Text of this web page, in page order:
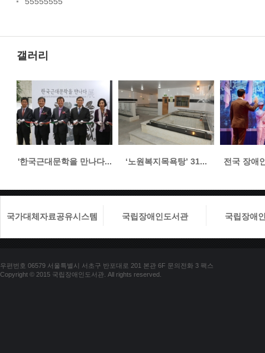
갤러리
'한국근대문학을 만나다... ‘노원복지목욕탕’ 31... 전국 장애
국가대체자료공유시스템 국립장애인도서관 국립장애
우편번호 06579 서울특별시 서초구 반포대로 201 본관 6F 문의전화 3 팩스
Copyright © 2015 국립장애인도서관. All rights reserved.